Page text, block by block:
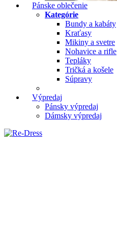
Pánske oblečenie
Kategórie
Bundy a kabáty
Kraťasy
Mikiny a svetre
Nohavice a rifle
Tepláky
Tričká a košele
Súpravy
Výpredaj
Pánsky výpredaj
Dámsky výpredaj